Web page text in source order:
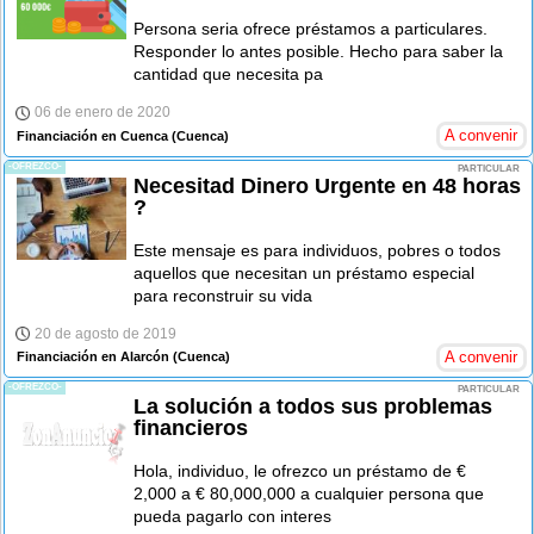
Persona seria ofrece préstamos a particulares.
Responder lo antes posible. Hecho para saber la
cantidad que necesita pa
06 de enero de 2020
Financiación en Cuenca (Cuenca) A convenir
-OFREZCO- PARTICULAR
Necesitad Dinero Urgente en 48 horas
?
Este mensaje es para individuos, pobres o todos
aquellos que necesitan un préstamo especial
para reconstruir su vida
20 de agosto de 2019
Financiación en Alarcón (Cuenca) A convenir
-OFREZCO- PARTICULAR
La solución a todos sus problemas
financieros
Hola, individuo, le ofrezco un préstamo de €
2,000 a € 80,000,000 a cualquier persona que
pueda pagarlo con interes